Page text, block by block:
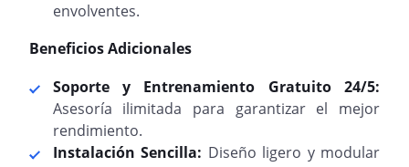
envolventes.
Beneficios Adicionales
Soporte y Entrenamiento Gratuito 24/5:
Asesoría ilimitada para garantizar el mejor
rendimiento.
Instalación Sencilla: Diseño ligero y modular